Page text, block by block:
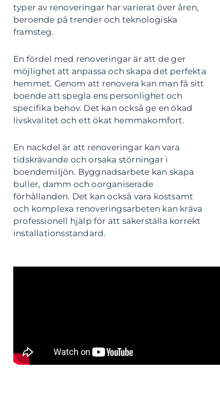
typer av renoveringar har varierat över åren,
beroende på trender och teknologiska
framsteg.
En fördel med renoveringar är att de ger
möjlighet att anpassa och skapa det perfekta
hemmet. Genom att renovera kan man få sitt
boende att spegla ens personlighet och
specifika behov. Det kan också ge en ökad
livskvalitet och ett ökat hemmakomfort.
En nackdel är att renoveringar kan vara
tidskrävande och orsaka störningar i
boendemiljön. Byggnadsarbete kan skapa
buller, damm och oorganiserade
förhållanden. Det kan också vara kostsamt
och komplexa renoveringsarbeten kan kräva
professionell hjälp för att säkerställa korrekt
installationsstandard.